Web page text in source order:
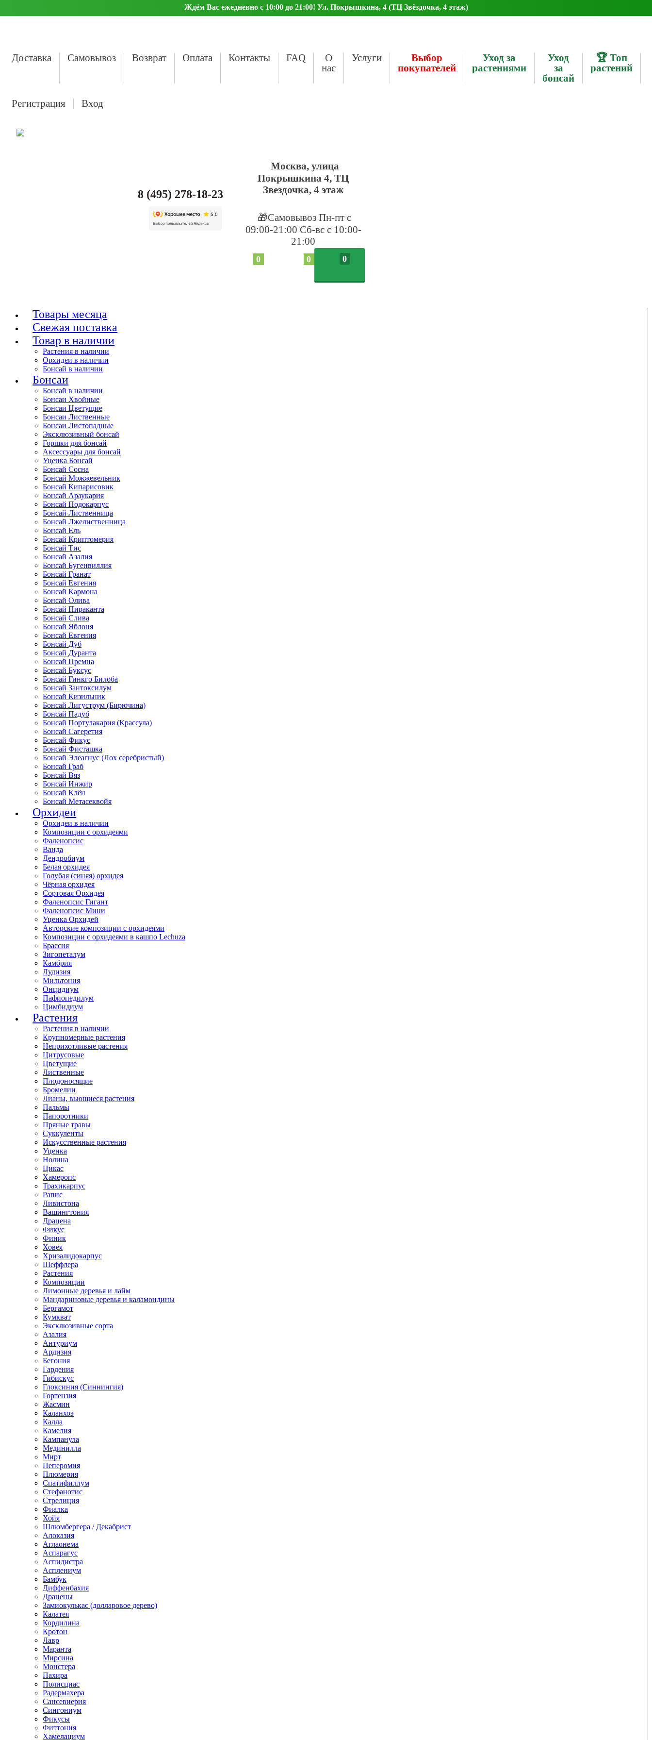
Ждём Вас ежедневно с 10:00 до 21:00! Ул. Покрышкина, 4 (ТЦ Звёздочка, 4 этаж)
Доставка Самовывоз Возврат Оплата Контакты FAQ
О
нас
Услуги
Выбор
покупателей
Уход за
растениями
Уход
за
бонсай
🏆 Топ
растений
Регистрация Вход
8 (495) 278-18-23
Москва, улица
Покрышкина 4, ТЦ
Звездочка, 4 этаж
🎁Самовывоз Пн-пт с
09:00-21:00 Сб-вс с 10:00-
21:00
0
0 0
Товары месяца
Свежая поставка
Товар в наличии
Растения в наличии
Орхидеи в наличии
Бонсай в наличии
Бонсаи
Бонсай в наличии
Бонсаи Хвойные
Бонсаи Цветущие
Бонсаи Лиственные
Бонсаи Листопадные
Эксклюзивный бонсай
Горшки для бонсай
Аксессуары для бонсай
Уценка Бонсай
Бонсай Сосна
Бонсай Можжевельник
Бонсай Кипарисовик
Бонсай Араукария
Бонсай Подокарпус
Бонсай Лиственница
Бонсай Лжелиственница
Бонсай Ель
Бонсай Криптомерия
Бонсай Тис
Бонсай Азалия
Бонсай Бугенвиллия
Бонсай Гранат
Бонсай Евгения
Бонсай Кармона
Бонсай Олива
Бонсай Пираканта
Бонсай Слива
Бонсай Яблоня
Бонсай Евгения
Бонсай Дуб
Бонсай Дуранта
Бонсай Премна
Бонсай Буксус
Бонсай Гинкго Билоба
Бонсай Зантоксилум
Бонсай Кизильник
Бонсай Лигуструм (Бирючина)
Бонсай Падуб
Бонсай Портулакария (Крассула)
Бонсай Сагеретия
Бонсай Фикус
Бонсай Фисташка
Бонсай Элеагнус (Лох серебристый)
Бонсай Граб
Бонсай Вяз
Бонсай Инжир
Бонсай Клён
Бонсай Метасеквойя
Орхидеи
Орхидеи в наличии
Композиции с орхидеями
Фаленопсис
Ванда
Дендробиум
Белая орхидея
Голубая (синяя) орхидея
Чёрная орхидея
Сортовая Орхидея
Фаленопсис Гигант
Фаленопсис Мини
Уценка Орхидей
Авторские композиции с орхидеями
Композиции с орхидеями в кашпо Lechuza
Брассия
Зигопеталум
Камбрия
Лудизия
Мильтония
Онцидиум
Пафиопедилум
Цимбидиум
Растения
Растения в наличии
Крупномерные растения
Неприхотливые растения
Цитрусовые
Цветущие
Лиственные
Плодоносящие
Бромелии
Лианы, вьющиеся растения
Пальмы
Папоротники
Пряные травы
Суккуленты
Искусственные растения
Уценка
Нолина
Цикас
Хамеропс
Трахикарпус
Рапис
Ливистона
Вашингтония
Драцена
Фикус
Финик
Ховея
Хризалидокарпус
Шеффлера
Растения
Композиции
Лимонные деревья и лайм
Мандариновые деревья и каламондины
Бергамот
Кумкват
Эксклюзивные сорта
Азалия
Антуриум
Ардизия
Бегония
Гардения
Гибискус
Глоксиния (Синнингия)
Гортензия
Жасмин
Каланхоэ
Калла
Камелия
Кампанула
Мединилла
Мирт
Пеперомия
Плюмерия
Спатифиллум
Стефанотис
Стрелиция
Фиалка
Хойя
Шлюмбергера / Декабрист
Алоказия
Аглаонема
Аспарагус
Аспидистра
Асплениум
Бамбук
Диффенбахия
Драцены
Замиокулькас (долларовое дерево)
Калатея
Кордилина
Кротон
Лавр
Маранта
Мирсина
Монстера
Пахира
Полисциас
Радермахера
Сансевиерия
Сингониум
Фикусы
Фиттония
Хамелациум